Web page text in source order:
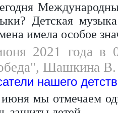
Детская
имела особое
2021 года в
Шашкина
нашего
мы отмечаем